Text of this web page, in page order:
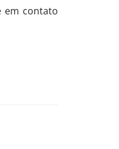
em contato